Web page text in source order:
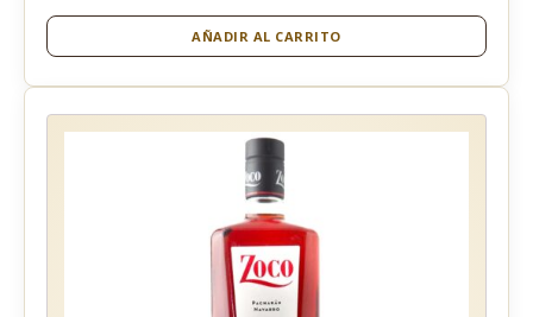
AÑADIR AL CARRITO